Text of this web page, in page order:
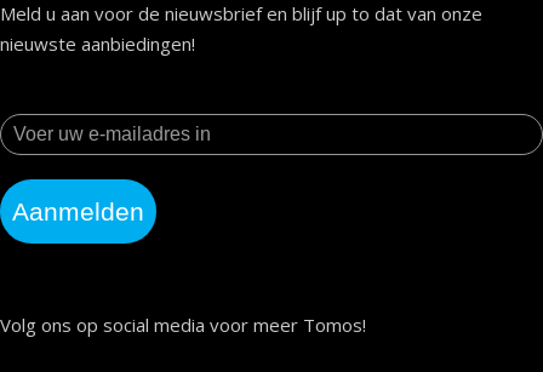
Meld u aan voor de nieuwsbrief en blijf up to dat van onze
nieuwste aanbiedingen!
Aanmelden
Volg ons op social media voor meer Tomos!